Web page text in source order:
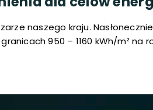
naszego kraju.
950 – 1160 kWh/m² na